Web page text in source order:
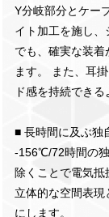
Y分岐部分とケー
イト加工を施し
でも、確実な装
ます。 また、耳
ド感を持続できる
■ 長時間に及ぶ独
-156℃/72時間の
除くことで電気
立体的な空間表
にします。